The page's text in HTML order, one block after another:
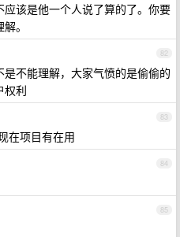
该是他一个人说了算的了。你要
。
82
不能理解，大家气愤的是偷偷的
权利
83
在项目有在用
84
85